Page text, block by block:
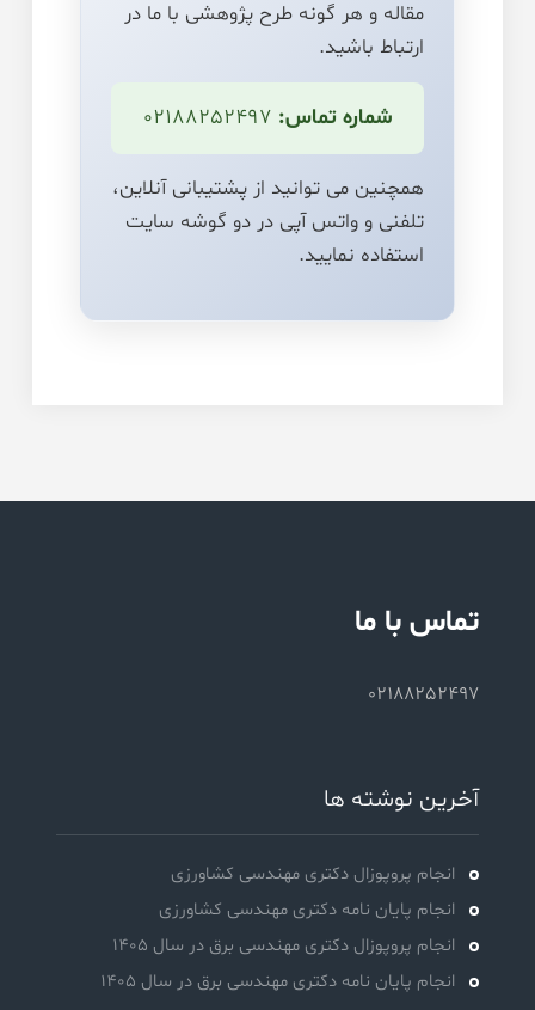
مقاله و هر گونه طرح پژوهشی با ما در
ارتباط باشید.
شماره تماس:
همچنین می توانید از پشتیبانی آنلاین،
تلفنی و واتس آپی در دو گوشه سایت
استفاده نمایید.
تماس با ما
02188252497
آخرین نوشته ها
انجام پروپوزال دکتری مهندسی کشاورزی
انجام پایان نامه دکتری مهندسی کشاورزی
انجام پروپوزال دکتری مهندسی برق در سال 1405
انجام پایان نامه دکتری مهندسی برق در سال 1405